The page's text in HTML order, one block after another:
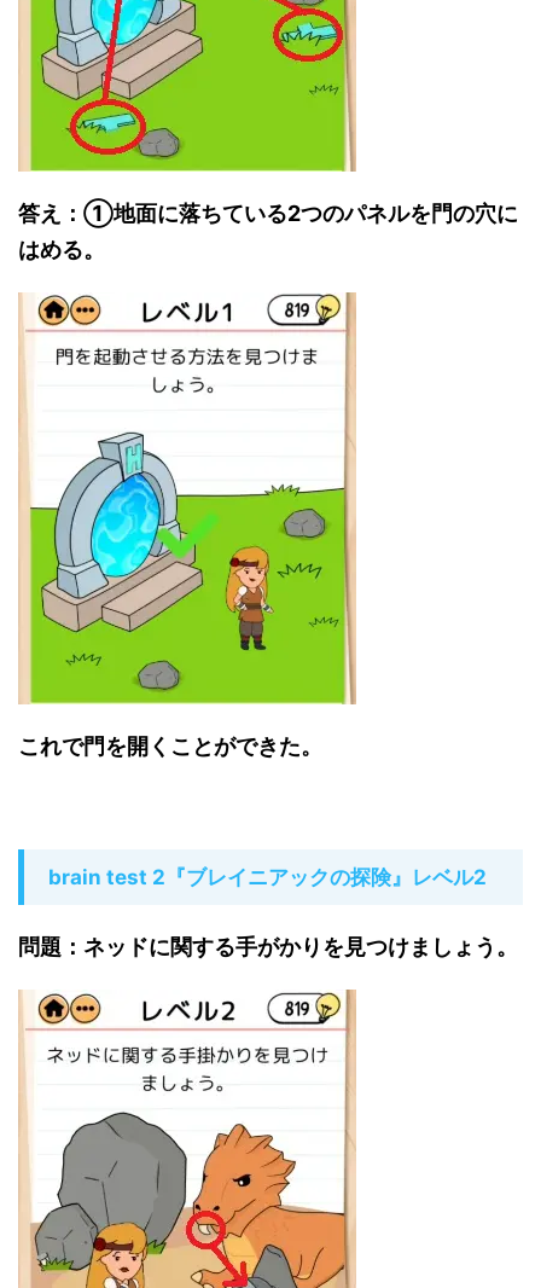
答え：①地面に落ちている2つのパネルを門の穴に
はめる。
これで門を開くことができた。
brain test 2『ブレイニアックの探険』レベル2
問題：ネッドに関する手がかりを見つけましょう。